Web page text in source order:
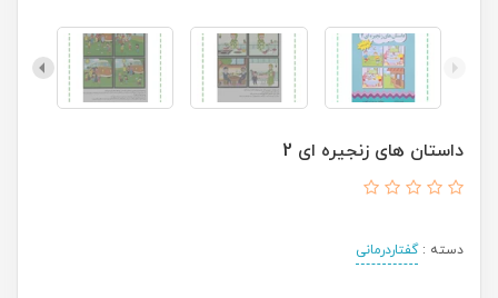
داستان های زنجیره ای 2
دسته :گفتاردرمانی